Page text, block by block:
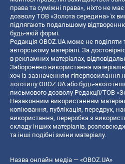
права та суміжні права», ніхто не
дозволу ТОВ «Золота середина» їх
підлягають подальшому
будь-якій формі.
Редакція OBOZ.UA може не поділяти
авторському матеріалі. За
в рекламних матеріалах,
Заборонено використання
хоч із зазначенням гіперпосилання
логотипу OBOZ.UA або будь-якого
письмового дозволу Редакції/ТОВ
Незаконним використанням
копiювання, публiкацiя, передрук,
використання, переробка з
складу інших матеріалів,
та інші подібні зміни матеріалу.
Назва онлайн медіа — «OBOZ.UA»